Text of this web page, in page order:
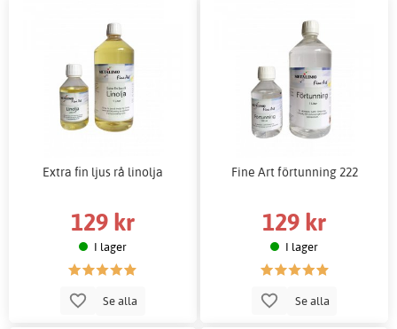
Extra fin ljus rå linolja
129 kr
I lager
Se alla
Fine Art förtunning 222
129 kr
I lager
Se alla